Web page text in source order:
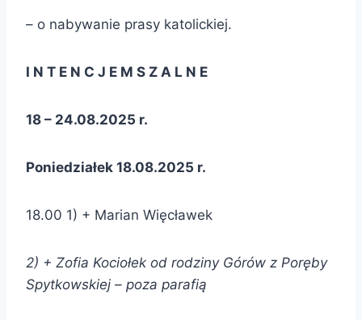
– o nabywanie prasy katolickiej.
I N T E N C J E M S Z A L N E
18 – 24.08.2025 r.
Poniedziałek 18.08.2025 r.
18.00 1) + Marian Więcławek
2) + Zofia Kociołek od rodziny Górów z Poręby
Spytkowskiej – poza parafią